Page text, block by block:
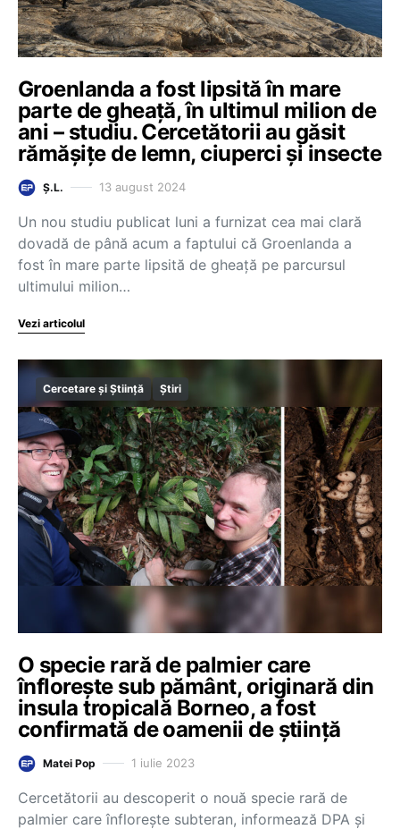
Groenlanda a fost lipsită în mare
parte de gheață, în ultimul milion de
ani – studiu. Cercetătorii au găsit
rămășițe de lemn, ciuperci și insecte
Ș.L. 13 august 2024
Un nou studiu publicat luni a furnizat cea mai clară
dovadă de până acum a faptului că Groenlanda a
fost în mare parte lipsită de gheaţă pe parcursul
ultimului milion…
Vezi articolul
Cercetare și Știință Știri
O specie rară de palmier care
înflorește sub pământ, originară din
insula tropicală Borneo, a fost
confirmată de oamenii de știință
Matei Pop 1 iulie 2023
Cercetătorii au descoperit o nouă specie rară de
palmier care înfloreşte subteran, informează DPA şi